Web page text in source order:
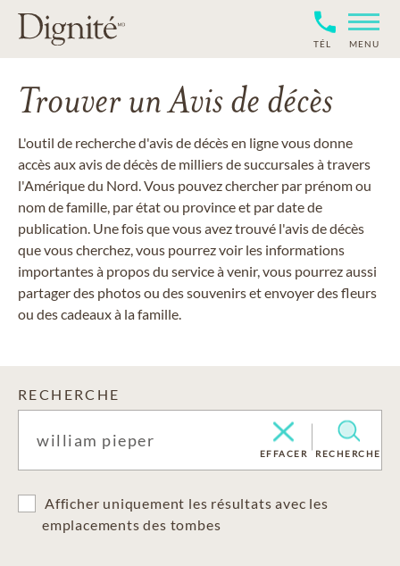
TÉL MENU
Trouver un Avis de décès
L'outil de recherche d'avis de décès en ligne vous donne
accès aux avis de décès de milliers de succursales à travers
l'Amérique du Nord. Vous pouvez chercher par prénom ou
nom de famille, par état ou province et par date de
publication. Une fois que vous avez trouvé l'avis de décès
que vous cherchez, vous pourrez voir les informations
importantes à propos du service à venir, vous pourrez aussi
partager des photos ou des souvenirs et envoyer des fleurs
ou des cadeaux à la famille.
RECHERCHE
EFFACER RECHERCHE
Afficher uniquement les résultats avec les
emplacements des tombes